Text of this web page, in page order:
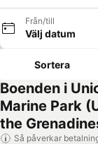
Från/till
Välj datum
Sortera
Boenden i
Marine Park
the
Så påverkar